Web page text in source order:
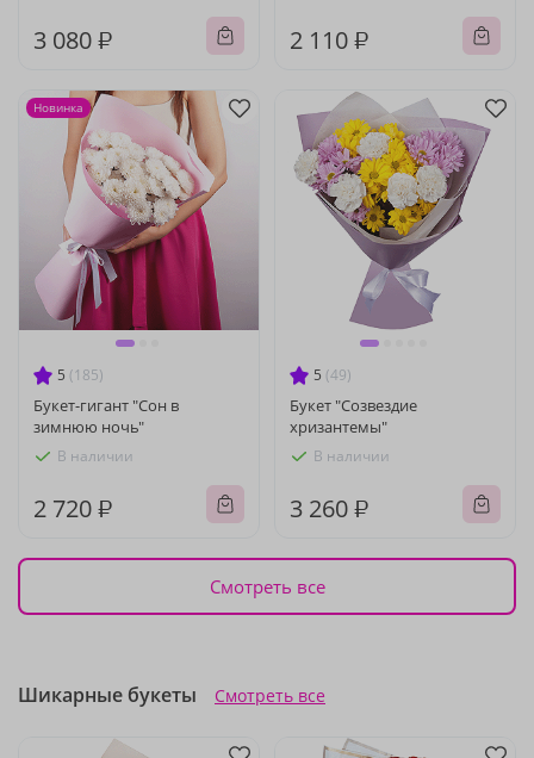
3 080 ₽ 2 110 ₽
5 (185)
Букет-гигант "Сон в
зимнюю ночь"
В наличии
2 720 ₽
Новинка
5 (49)
Букет "Созвездие
хризантемы"
В наличии
3 260 ₽
Смотреть все
Шикарные букеты Смотреть все